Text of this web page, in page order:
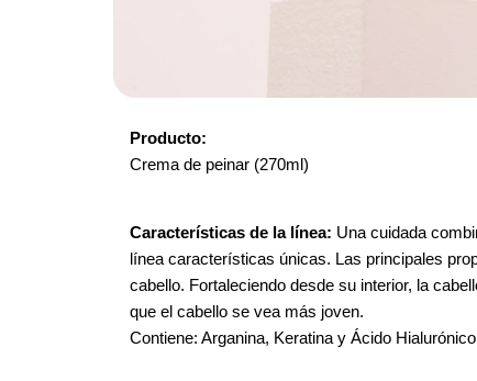
Producto:
Crema de peinar (270ml)
Características de la línea: Una cuidada
línea características únicas. Las principales
cabello. Fortaleciendo desde su interior, la
que el cabello se vea más joven.
Contiene: Arganina, Keratina y Ácido Hialurónico